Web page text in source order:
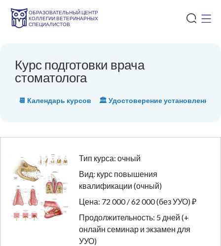
ОБРАЗОВАТЕЛЬНЫЙ ЦЕНТР
КОЛЛЕГИИ ВЕТЕРИНАРНЫХ
СПЕЦИАЛИСТОВ
Курс подготовки врача
стоматолога
📆 Календарь курсов 🏛 Удостоверение
Тип курса: очный
Вид: курс повышения
квалификации (очный)
Цена: 72 000 / 62 000 (без УУО) ₽
Продолжительность: 5 дней (+
онлайн семинар и экзамен для
УУО)